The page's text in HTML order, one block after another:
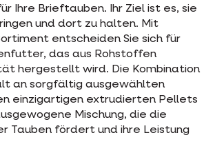
Ihre Brieftauben. Ihr Ziel ist es, sie
und dort zu halten. Mit
entscheiden Sie sich für
das aus Rohstoffen
hergestellt wird. Die Kombination
an sorgfältig ausgewählten
einzigartigen extrudierten Pellets
Mischung, die die
Tauben fördert und ihre Leistung